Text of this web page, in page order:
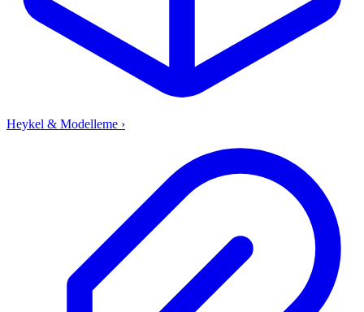
Heykel & Modelleme ›